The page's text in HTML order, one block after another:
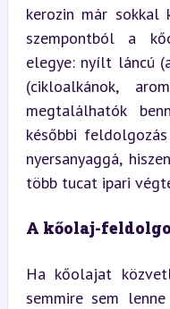
kerozin már sokkal
szempontból a
elegye: nyílt láncú
(cikloalkánok,
megtalálhatók
későbbi
nyersanyaggá,
több tucat ipari
A kőolaj-
Ha kőolajat
semmire sem